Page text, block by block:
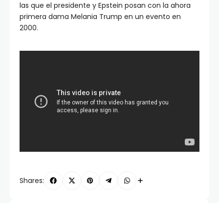
las que el presidente y Epstein posan con la ahora
primera dama Melania Trump en un evento en
2000.
Shares: